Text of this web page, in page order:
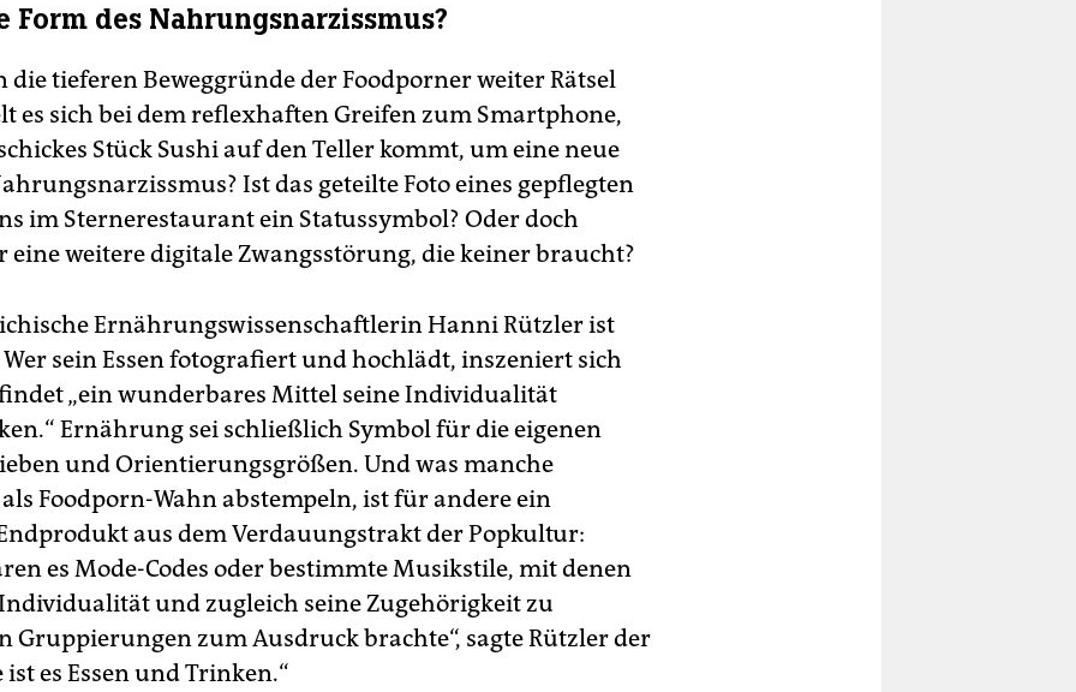
Form des Nahrungsnarzissmus?
die tieferen Beweggründe der Foodporner weiter Rätsel
es sich bei dem reflexhaften Greifen zum Smartphone,
Stück Sushi auf den Teller kommt, um eine neue
Ist das geteilte Foto eines gepflegten
im Sternerestaurant ein Statussymbol? Oder doch
eine weitere digitale Zwangsstörung, die keiner braucht?
Ernährungswissenschaftlerin Hanni Rützler ist
sein Essen fotografiert und hochlädt, inszeniert sich
„ein wunderbares Mittel seine Individualität
Ernährung sei schließlich Symbol für die eigenen
und Orientierungsgrößen. Und was manche
Foodporn-Wahn abstempeln, ist für andere ein
aus dem Verdauungstrakt der Popkultur:
es Mode-Codes oder bestimmte Musikstile, mit denen
und zugleich seine Zugehörigkeit zu
Gruppierungen zum Ausdruck brachte“, sagte Rützler der
ist es Essen und Trinken.“